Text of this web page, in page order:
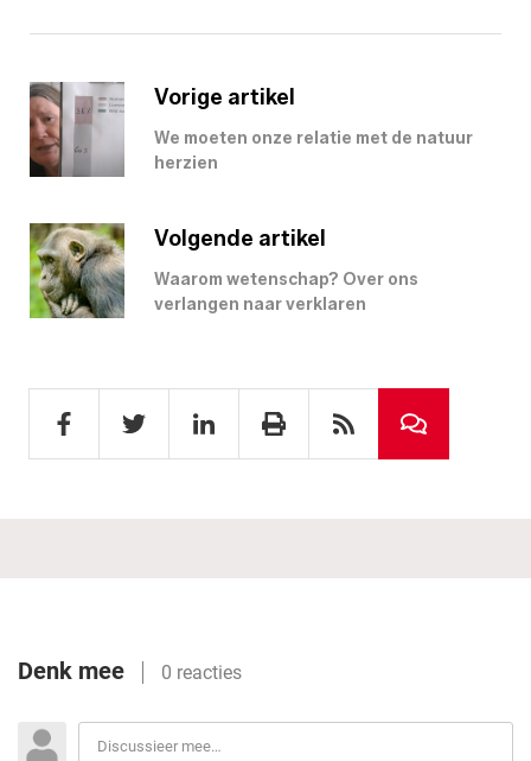
Vorige artikel
We moeten onze relatie met de natuur
herzien
Volgende artikel
Waarom wetenschap? Over ons
verlangen naar verklaren